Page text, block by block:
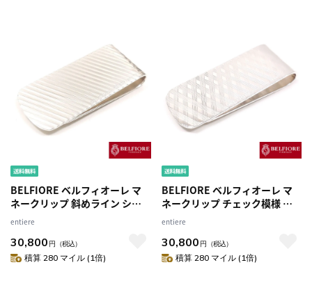
BELFIORE ベルフィオーレ マ
ネークリップ 斜めライン シル
バー925
entiere
30,800 円 （税込）
積算 280 マイル (1倍)
BELFIORE ベルフィオーレ マ
ネークリップ チェック模様 シ
ルバー925
entiere
30,800 円 （税込）
積算 280 マイル (1倍)